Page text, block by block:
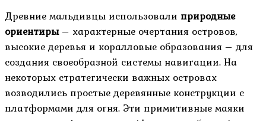
Древние мальдивцы использовали природные
ориентиры– характерные очертания островов,
высокие деревья и коралловые образования – для
создания своеобразной системы навигации. На
некоторых стратегически важных островах
возводились простые деревянные конструкции с
платформами для огня. Эти примитивные маяки